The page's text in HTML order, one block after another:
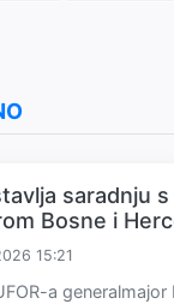
saradnju
Bosne i
15:21
a generalmajor